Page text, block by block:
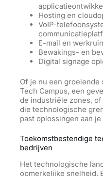
Hosting en
VoIP-
E-mail en
Bewakings- en
Digital signage
Of je nu een groeiende
Tech Campus, een
de industriële zones,
die technologische
past oplossingen aan
Toekomstbestendige
bedrijven
Het technologische
opmerkelijke snelheid.